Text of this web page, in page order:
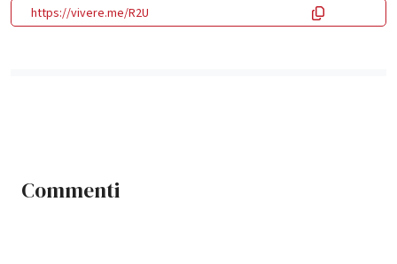
https://vivere.me/R2U
Commenti